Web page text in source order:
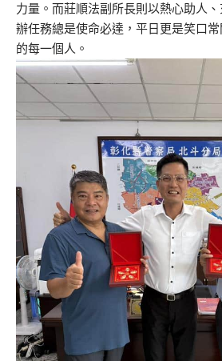
力量。而莊順法副所長則以熱心助人
辦任務總是使命必達，平日更是笑口
的每一個人。